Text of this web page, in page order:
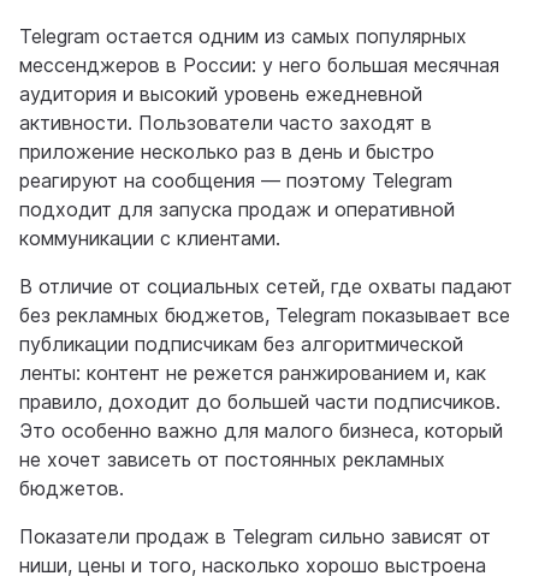
Telegram остается одним из самых популярных
мессенджеров в России: у него большая месячная
аудитория и высокий уровень ежедневной
активности. Пользователи часто заходят в
приложение несколько раз в день и быстро
реагируют на сообщения — поэтому Telegram
подходит для запуска продаж и оперативной
коммуникации с клиентами.
В отличие от социальных сетей, где охваты падают
без рекламных бюджетов, Telegram показывает все
публикации подписчикам без алгоритмической
ленты: контент не режется ранжированием и, как
правило, доходит до большей части подписчиков.
Это особенно важно для малого бизнеса, который
не хочет зависеть от постоянных рекламных
бюджетов.
Показатели продаж в Telegram сильно зависят от
ниши, цены и того, насколько хорошо выстроена